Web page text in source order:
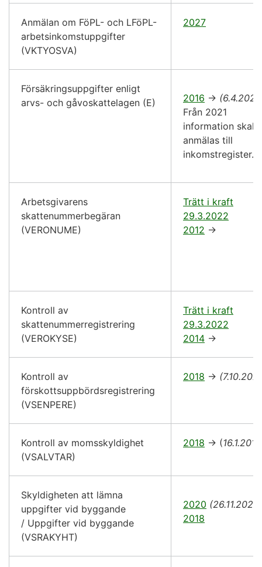
Anmälan om FöPL- och LFöPL-
arbetsinkomstuppgifter
(VKTYOSVA)
2027
Försäkringsuppgifter enligt
arvs- och gåvoskattelagen (E)
2016 ->
Från 2021
information skall
anmälas till
inkomstregister.
Arbetsgivarens
skattenummerbegäran
(VERONUME)
Trätt i kraft
29.3.2022
2012 ->
Kontroll av
skattenummerregistrering
(VEROKYSE)
Trätt i kraft
29.3.2022
2014 ->
Kontroll av
förskottsuppbördsregistrering
(VSENPERE)
2018 ->
Kontroll av momsskyldighet
(VSALVTAR)
2018 -> (
Skyldigheten att lämna
uppgifter vid byggande
/ Uppgifter vid byggande
(VSRAKYHT)
2020 (26.11.2024)
2018